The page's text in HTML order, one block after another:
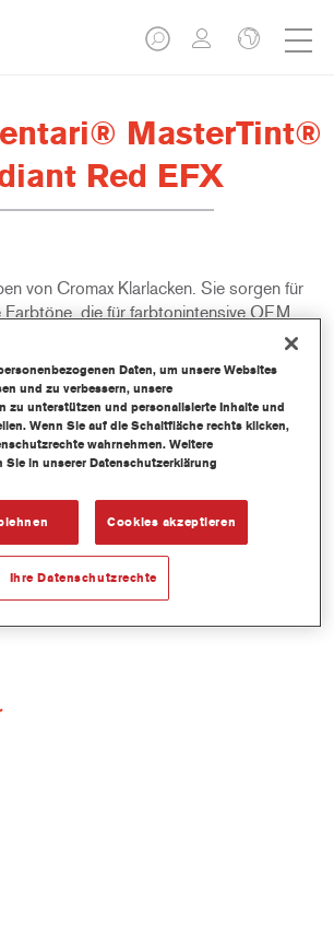
MasterTint®
Red EFX
von Cromax Klarlacken. Sie sorgen für
Farbtöne, die für farbtonintensive OEM
Centrari Basecoat verwendet wird.
ml Flaschen verpackt.
und Umgießen.
Daten, um unsere Websites
und zu verbessern, unsere
zu unterstützen und personalisierte Inhalte und
Wenn Sie auf die Schaltfläche rechts klicken,
wahrnehmen. Weitere
in unserer Datenschutzerklärung
Cookies akzeptieren
Ihre Datenschutzrechte